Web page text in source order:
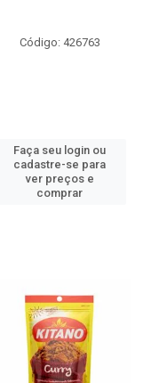
Código: 426763
Faça seu login ou
cadastre-se para
ver preços e
comprar